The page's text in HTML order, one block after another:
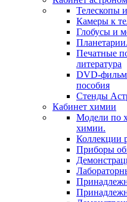
Телескопы
Камеры к
Глобусы и
Печатные
литература
DVD-
пособия
Стенды
Кабинет химии
Модели по
химии.
Коллекции
Приборы